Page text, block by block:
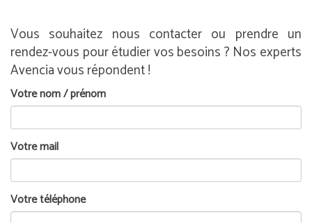
Vous souhaitez nous contacter ou prendre un
rendez-vous pour étudier vos besoins ? Nos experts
Avencia vous répondent !
Votre nom / prénom
Votre mail
Votre téléphone